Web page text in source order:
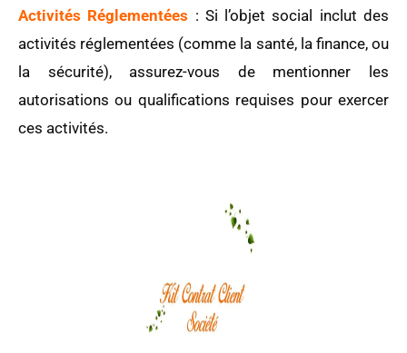
Activités Réglementées : Si l’objet social inclut des
activités réglementées (comme la santé, la finance, ou
la sécurité), assurez-vous de mentionner les
autorisations ou qualifications requises pour exercer
ces activités.